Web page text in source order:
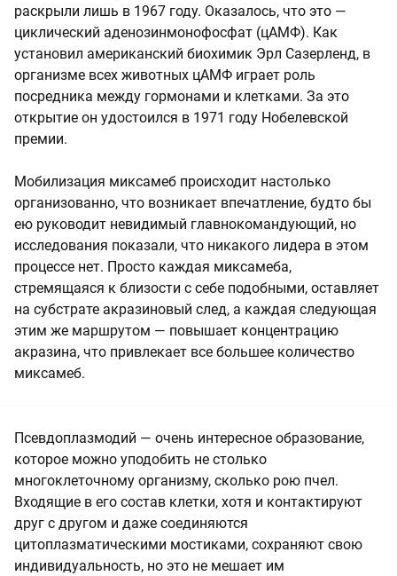
раскрыли лишь в 1967 году. Оказалось, что это —
циклический аденозинмонофосфат (цАМФ). Как
установил американский биохимик Эрл Сазерленд, в
организме всех животных цАМФ играет роль
посредника между гормонами и клетками. За это
открытие он удостоился в 1971 году Нобелевской
премии.
Мобилизация миксамеб происходит настолько
организованно, что возникает впечатление, будто бы
ею руководит невидимый главнокомандующий, но
исследования показали, что никакого лидера в этом
процессе нет. Просто каждая миксамеба,
стремящаяся к близости с себе подобными, оставляет
на субстрате акразиновый след, а каждая следующая
этим же маршрутом — повышает концентрацию
акразина, что привлекает все большее количество
миксамеб.
Псевдоплазмодий — очень интересное образование,
которое можно уподобить не столько
многоклеточному организму, сколько рою пчел.
Входящие в его состав клетки, хотя и контактируют
друг с другом и даже соединяются
цитоплазматическими мостиками, сохраняют свою
индивидуальность, но это не мешает им